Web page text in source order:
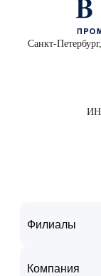
Санкт-
Филиалы
Компания